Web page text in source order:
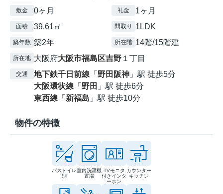
敷金 0ヶ月 礼金 1ヶ月
面積 39.61㎡ 間取り 1LDK
築年数 築2年 所在階 14階/15階建
所在地 大阪府大阪市福島区吉野 １丁目
交通 地下鉄千日前線 「 野田阪神 」駅 徒歩5分
大阪環状線 「 野田 」駅 徒歩6分
東西線 「 新福島 」駅 徒歩10分
物件の特徴
バストイレ
別
室内洗濯機
置場
TVモニタ
付きインタ
ーホン
カウンター
キッチン